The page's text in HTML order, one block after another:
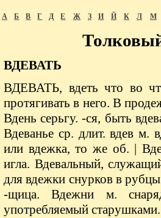
А Б В Г Д Е Ж З И Й К Л М
ВДЕВАТЬ
ВДЕВАТЬ, вдеть что во
протягивать в него. В
Вдень серьгу. -ся, быть
Вдеванье ср. длит. вдев м.
или вдежка, то же об. |
игла. Вдевальный,
для вдежки снурков в
-щица. Вдежни м.
употребляемый старушками.